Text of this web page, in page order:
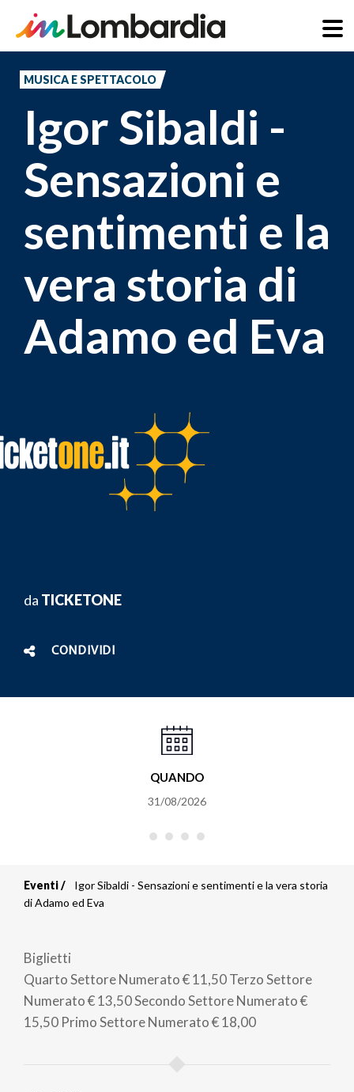
principale
MUSICA E SPETTACOLO
Igor Sibaldi -
Sensazioni e
sentimenti e la
vera storia di
Adamo ed Eva
da TICKETONE
CONDIVIDI
QUANDO
31/08/2026
Briciole
pane
Eventi
Igor Sibaldi - Sensazioni e sentimenti e la vera storia
di Adamo ed Eva
Biglietti
Quarto Settore Numerato€ 11,50Terzo Settore
Numerato€ 13,50Secondo Settore Numerato€
15,50 Primo Settore Numerato€ 18,00